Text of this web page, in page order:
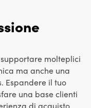
molteplici
ma anche una
Espandere il tuo
una base clienti
di acquisto